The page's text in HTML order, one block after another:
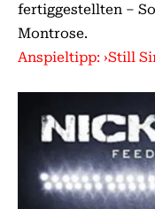
fertiggestellten –
Montrose.
Anspieltipp: ›Still